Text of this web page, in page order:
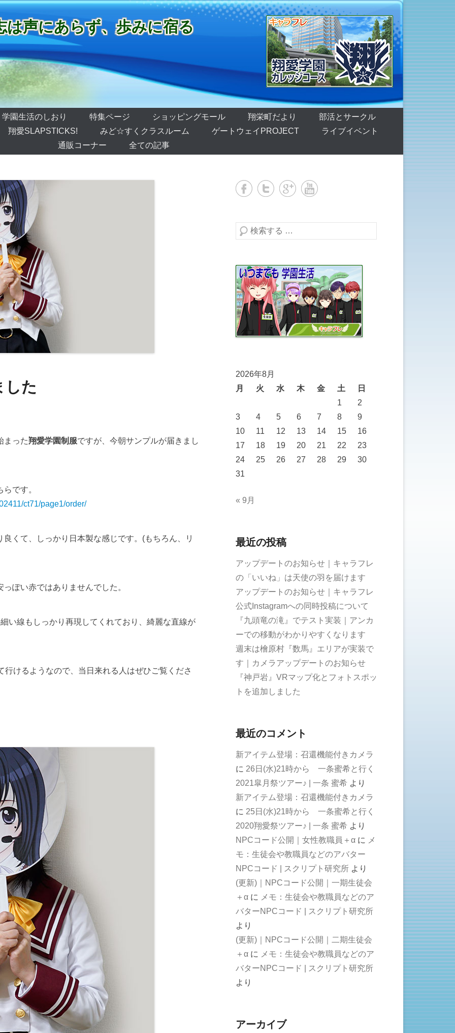
は声にあらず、歩みに宿る
学園生活のしおり 特集ページ ショッピングモール 翔栄町だより
部活とサークル
翔愛SLAPSTICKS!
みど☆すくクラスルーム ゲートウェイPROJECT
ライブイベント
通販コーナー
全ての記事
した
まった翔愛学園制服ですが、今朝サンプルが届きまし
です。
ct71/page1/order/
くて、しっかり日本製な感じです。(もちろん、リ
ぽい赤ではありませんでした。
い線もしっかり再現してくれており、綺麗な直線が
けるようなので、当日来れる人はぜひご覧くださ
検索する
2026年8月
月
火 水 木 金 土
日
1
2
3
4 5 6 7 8
9
10
11 12 13 14 15
16
17
18 19 20 21 22
23
24
25 26 27 28 29
30
31
« 9月
最近の投稿
アップデートのお知らせ｜キャラフレ
の「いいね」は天使の羽を届けます
アップデートのお知らせ｜キャラフレ
公式Instagramへの同時投稿について
『九頭竜の滝』でテスト実装｜アンカ
ーでの移動がわかりやすくなります
週末は檜原村『数馬』エリアが実装で
す｜カメラアップデートのお知らせ
『神戸岩』VRマップ化とフォトスポッ
トを追加しました
最近のコメント
新アイテム登場：召還機能付きカメラ
に 26日(水)21時から 一条蜜希と行く
2021皐月祭ツアー♪ | 一条 蜜希 より
新アイテム登場：召還機能付きカメラ
に 25日(水)21時から 一条蜜希と行く
2020翔愛祭ツアー♪ | 一条 蜜希 より
NPCコード公開｜女性教職員＋α に メ
モ：生徒会や教職員などのアバター
NPCコード | スクリプト研究所 より
(更新)｜NPCコード公開｜一期生徒会
＋α に メモ：生徒会や教職員などのア
バターNPCコード | スクリプト研究所
より
(更新)｜NPCコード公開｜二期生徒会
＋α に メモ：生徒会や教職員などのア
バターNPCコード | スクリプト研究所
より
アーカイブ